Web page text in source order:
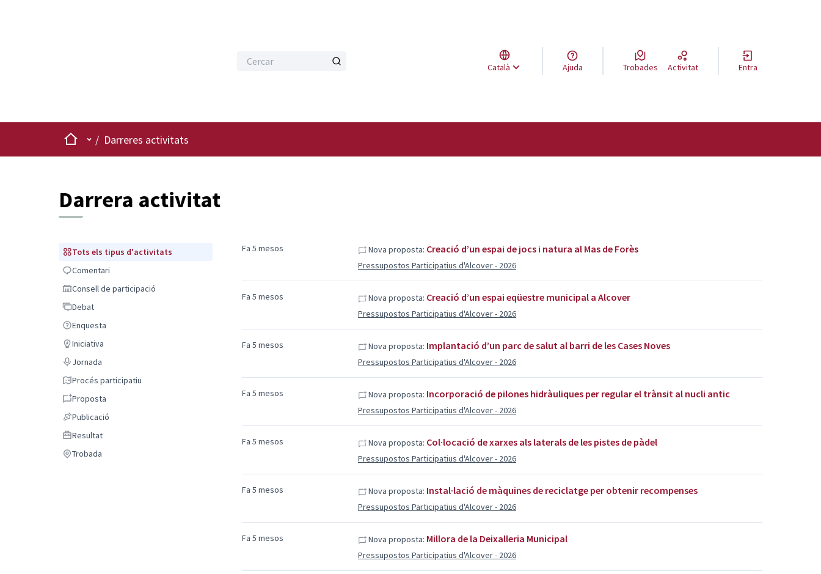
Català
Triar la llengua
Elegir el idioma
Ajuda Trobades Activitat Entra
Inici Menú principal
/ Darreres activitats
Darrera activitat
Tots els tipus d'activitats
Tots els tipus d'activitats
Comentari
Comentari
Consell de participació
Consell de participació
DebatDebat
Enquesta
Enquesta
Iniciativa
Iniciativa
Jornada
Jornada
Procés participatiu
Procés participatiu
Proposta
Proposta
Publicació
Publicació
Resultat
Resultat
Trobada
Trobada
Fa 5 mesos Nova proposta: Creació d’un espai de jocs i natura al Mas de Forès
Pressupostos Participatius d'Alcover - 2026
Fa 5 mesos Nova proposta: Creació d’un espai eqüestre municipal a Alcover
Pressupostos Participatius d'Alcover - 2026
Fa 5 mesos Nova proposta: Implantació d’un parc de salut al barri de les Cases Noves
Pressupostos Participatius d'Alcover - 2026
Fa 5 mesos Nova proposta: Incorporació de pilones hidràuliques per regular el trànsit al nucli antic
Pressupostos Participatius d'Alcover - 2026
Fa 5 mesos Nova proposta: Col·locació de xarxes als laterals de les pistes de pàdel
Pressupostos Participatius d'Alcover - 2026
Fa 5 mesos Nova proposta: Instal·lació de màquines de reciclatge per obtenir recompenses
Pressupostos Participatius d'Alcover - 2026
Fa 5 mesos Nova proposta: Millora de la Deixalleria Municipal
Pressupostos Participatius d'Alcover - 2026